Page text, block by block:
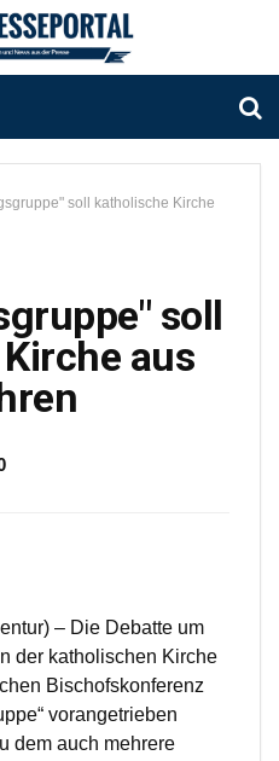
soll katholische Kirche
soll
aus
– Die Debatte um
der katholischen Kirche
Bischofskonferenz
vorangetrieben
dem auch mehrere